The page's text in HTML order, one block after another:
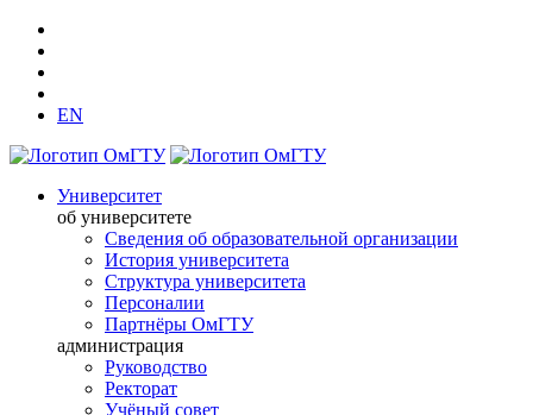
EN
Университет
об университете
Сведения об образовательной организации
История университета
Структура университета
Персоналии
Партнёры ОмГТУ
администрация
Руководство
Ректорат
Учёный совет